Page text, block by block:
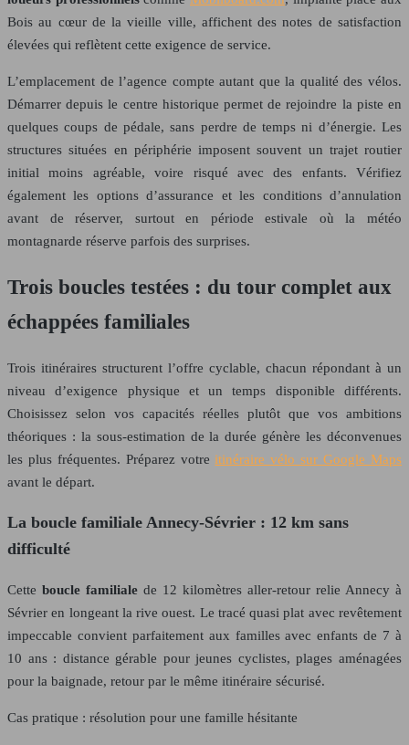
Bois au cœur de la vieille ville, affichent des notes de satisfaction
élevées qui reflètent cette exigence de service.
L’emplacement de l’agence compte autant que la qualité des vélos.
Démarrer depuis le centre historique permet de rejoindre la piste en
quelques coups de pédale, sans perdre de temps ni d’énergie. Les
structures situées en périphérie imposent souvent un trajet routier
initial moins agréable, voire risqué avec des enfants. Vérifiez
également les options d’assurance et les conditions d’annulation
avant de réserver, surtout en période estivale où la météo
montagnarde réserve parfois des surprises.
Trois boucles testées : du tour complet aux
échappées familiales
Trois itinéraires structurent l’offre cyclable, chacun répondant à un
niveau d’exigence physique et un temps disponible différents.
Choisissez selon vos capacités réelles plutôt que vos ambitions
théoriques : la sous-estimation de la durée génère les déconvenues
les plus fréquentes. Préparez votre itinéraire vélo sur Google Maps
avant le départ.
La boucle familiale Annecy-Sévrier : 12 km sans
difficulté
Cette boucle familiale de 12 kilomètres aller-retour relie Annecy à
Sévrier en longeant la rive ouest. Le tracé quasi plat avec revêtement
impeccable convient parfaitement aux familles avec enfants de 7 à
10 ans : distance gérable pour jeunes cyclistes, plages aménagées
pour la baignade, retour par le même itinéraire sécurisé.
Cas pratique : résolution pour une famille hésitante